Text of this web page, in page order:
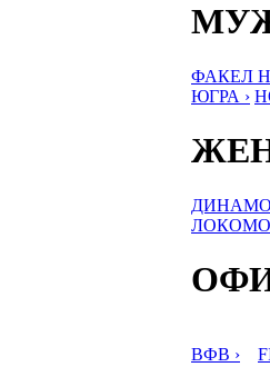
ФАКЕЛ
ЮГРА ›
ДИНАМО
ВФВ ›